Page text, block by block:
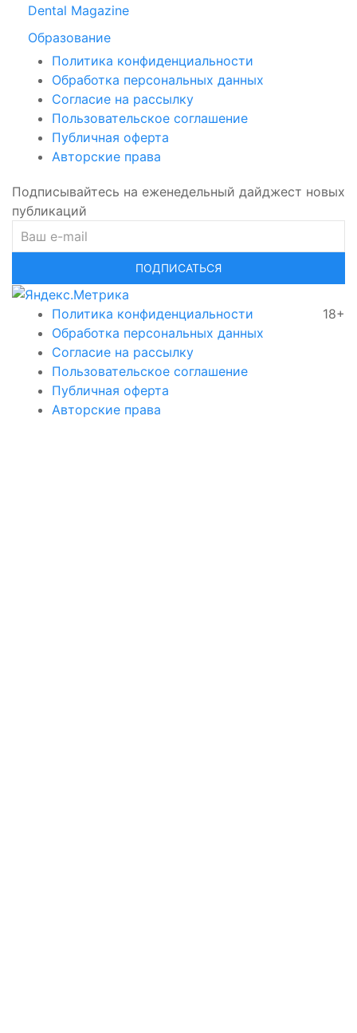
Dental Magazine
Образование
Политика конфиденциальности
Обработка персональных данных
Согласие на рассылку
Пользовательское соглашение
Публичная оферта
Авторские права
Подписывайтесь на еженедельный дайджест новых
публикаций
ПОДПИСАТЬСЯ
Политика конфиденциальности
Обработка персональных данных
Согласие на рассылку
Пользовательское соглашение
Публичная оферта
Авторские права
18+